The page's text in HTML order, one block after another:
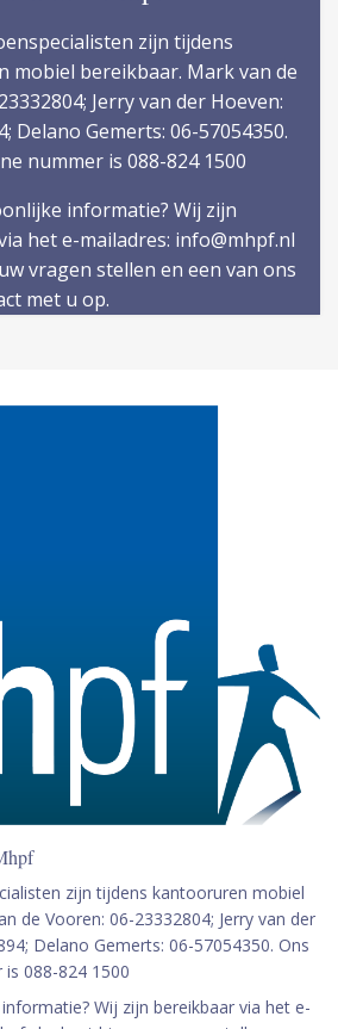
zijn tijdens
mobiel bereikbaar. Mark van de
Jerry van der Hoeven:
Delano Gemerts: 06-57054350.
nummer is 088-824 1500
informatie? Wij zijn
het e-mailadres: info@mhpf.nl
vragen stellen en een van ons
met u op.
zijn tijdens kantooruren mobiel
de Vooren: 06-23332804; Jerry van der
Delano Gemerts: 06-57054350. Ons
088-824 1500
Wij zijn bereikbaar via het e-